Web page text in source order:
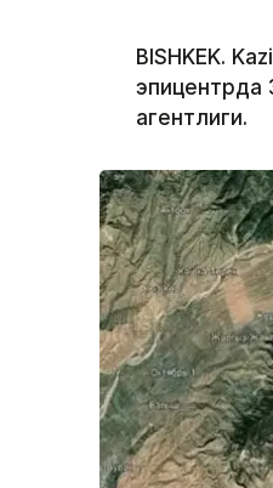
BISHKEK.
эпицентрда
агентлиги.